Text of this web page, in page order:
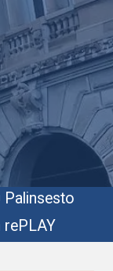
Palinsesto
rePLAY